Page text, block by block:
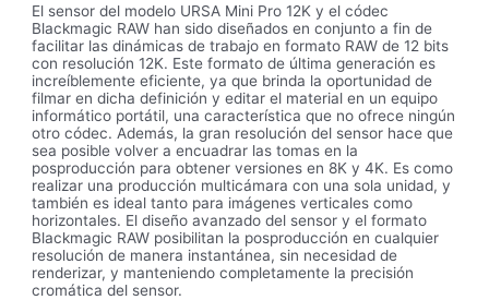
El sensor del modelo URSA Mini Pro 12K y el códec
Blackmagic RAW han sido diseñados en conjunto a fin de
facilitar las dinámicas de trabajo en formato RAW de 12 bits
con resolución 12K. Este formato de última generación es
increíblemente eficiente, ya que brinda la oportunidad de
filmar en dicha definición y editar el material en un equipo
informático portátil, una característica que no ofrece ningún
otro códec. Además, la gran resolución del sensor hace que
sea posible volver a encuadrar las tomas en la
posproducción para obtener versiones en 8K y 4K. Es como
realizar una producción multicámara con una sola unidad, y
también es ideal tanto para imágenes verticales como
horizontales. El diseño avanzado del sensor y el formato
Blackmagic RAW posibilitan la posproducción en cualquier
resolución de manera instantánea, sin necesidad de
renderizar, y manteniendo completamente la precisión
cromática del sensor.